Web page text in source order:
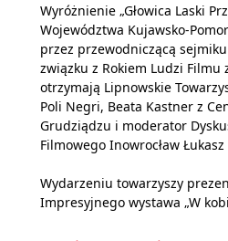
Wyróżnienie „Głowica Laski
Województwa Kujawsko-
przez przewodniczącą
związku z Rokiem Ludzi Filmu
otrzymają Lipnowskie
Poli Negri, Beata Kastner z
Grudziądzu i moderator
Filmowego Inowrocław
Wydarzeniu towarzyszy
Impresyjnego wystawa „W